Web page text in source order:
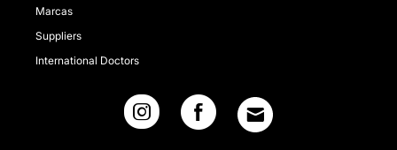
Marcas
Suppliers
International Doctors